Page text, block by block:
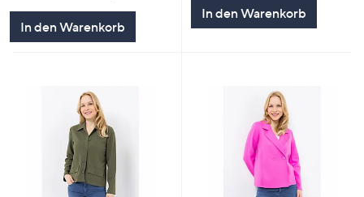
In den Warenkorb
In den Warenkorb